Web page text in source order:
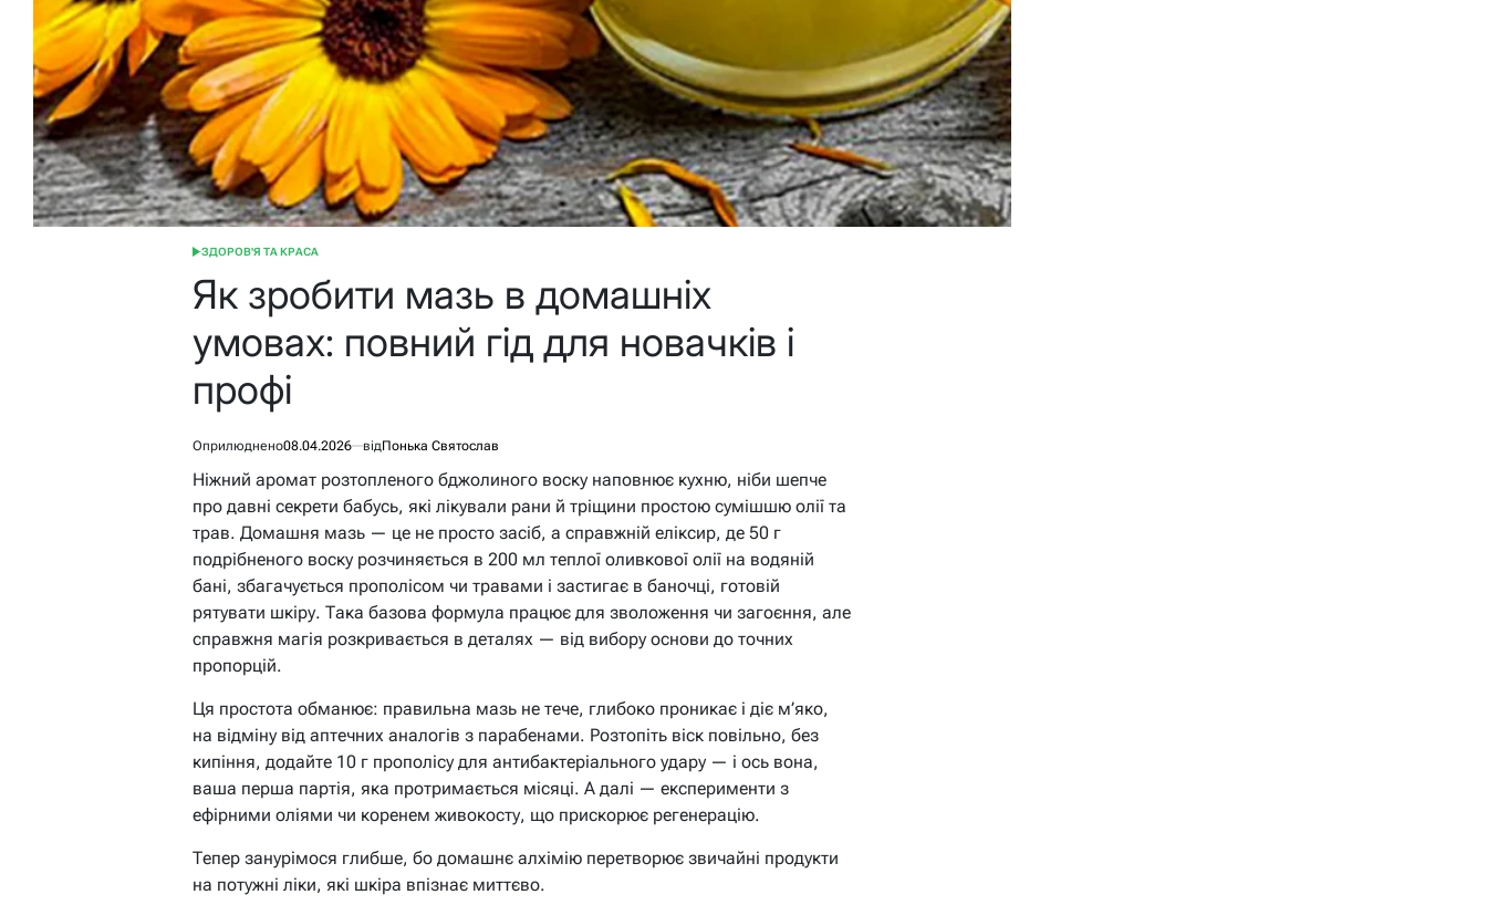
ОПУБЛІКУВАТИ
ЗДОРОВ'Я ТА КРАСА
Як зробити мазь в домашніх
умовах: повний гід для новачків і
профі
Оприлюднено08.04.2026 відПонька Святослав
Ніжний аромат розтопленого бджолиного воску наповнює кухню, ніби шепче
про давні секрети бабусь, які лікували рани й тріщини простою сумішшю олії та
трав. Домашня мазь — це не просто засіб, а справжній еліксир, де 50 г
подрібненого воску розчиняється в 200 мл теплої оливкової олії на водяній
бані, збагачується прополісом чи травами і застигає в баночці, готовій
рятувати шкіру. Така базова формула працює для зволоження чи загоєння, але
справжня магія розкривається в деталях — від вибору основи до точних
пропорцій.
Ця простота обманює: правильна мазь не тече, глибоко проникає і діє м’яко,
на відміну від аптечних аналогів з парабенами. Розтопіть віск повільно, без
кипіння, додайте 10 г прополісу для антибактеріального удару — і ось вона,
ваша перша партія, яка протримається місяці. А далі — експерименти з
ефірними оліями чи коренем живокосту, що прискорює регенерацію.
Тепер занурімося глибше, бо домашнє алхімію перетворює звичайні продукти
на потужні ліки, які шкіра впізнає миттєво.